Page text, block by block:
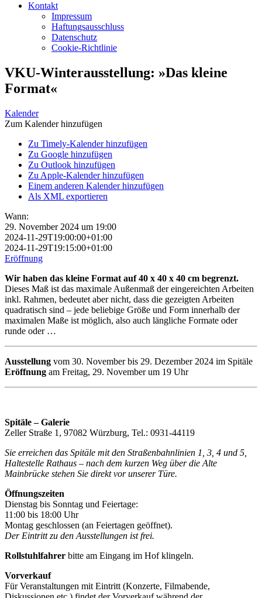
Kontakt
Impressum
Haftungsausschluss
Datenschutz
Cookie-Richtlinie
VKU-Winterausstellung: »Das kleine
Format«
Kalender
Zum Kalender hinzufügen
Zu Timely-Kalender hinzufügen
Zu Google hinzufügen
Zu Outlook hinzufügen
Zu Apple-Kalender hinzufügen
Einem anderen Kalender hinzufügen
Als XML exportieren
Wann:
29. November 2024 um 19:00
2024-11-29T19:00:00+01:00
2024-11-29T19:15:00+01:00
Eröffnung
Wir haben das kleine Format auf 40 x 40 x 40 cm begrenzt.
Dieses Maß ist das maximale Außenmaß der eingereichten Arbeiten
inkl. Rahmen, bedeutet aber nicht, dass die gezeigten Arbeiten
quadratisch sind – jede beliebige Größe und Form innerhalb der
maximalen Maße ist möglich, also auch längliche Formate oder
runde oder …
Ausstellung vom 30. November bis 29. Dezember 2024 im Spitäle
Eröffnung am Freitag, 29. November um 19 Uhr
Spitäle – Galerie
Zeller Straße 1, 97082 Würzburg, Tel.: 0931-44119
Sie erreichen das Spitäle mit den Straßenbahnlinien 1, 3, 4 und 5,
Haltestelle Rathaus – nach dem kurzen Weg über die Alte
Mainbrücke stehen Sie direkt vor unserer Türe.
Öffnungszeiten
Dienstag bis Sonntag und Feiertage:
11:00 bis 18:00 Uhr
Montag geschlossen (an Feiertagen geöffnet).
Der Eintritt zu den Ausstellungen ist frei.
Rollstuhlfahrer bitte am Eingang im Hof klingeln.
Vorverkauf
Für Veranstaltungen mit Eintritt (Konzerte, Filmabende,